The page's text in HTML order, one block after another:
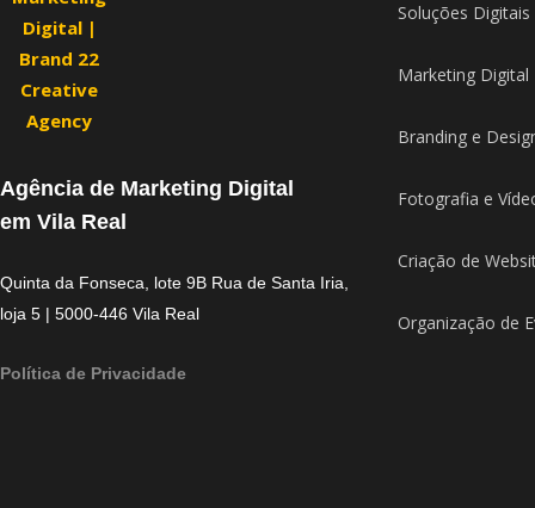
Agência de Marketing Digital
em Vila Real
Quinta da Fonseca, lote 9B Rua de Santa Iria,
loja 5 | 5000-446 Vila Real
Política de Privacidade
Soluções Digitais
Marketing Digital
Branding e
Fotografia e
Criação de
Organização de